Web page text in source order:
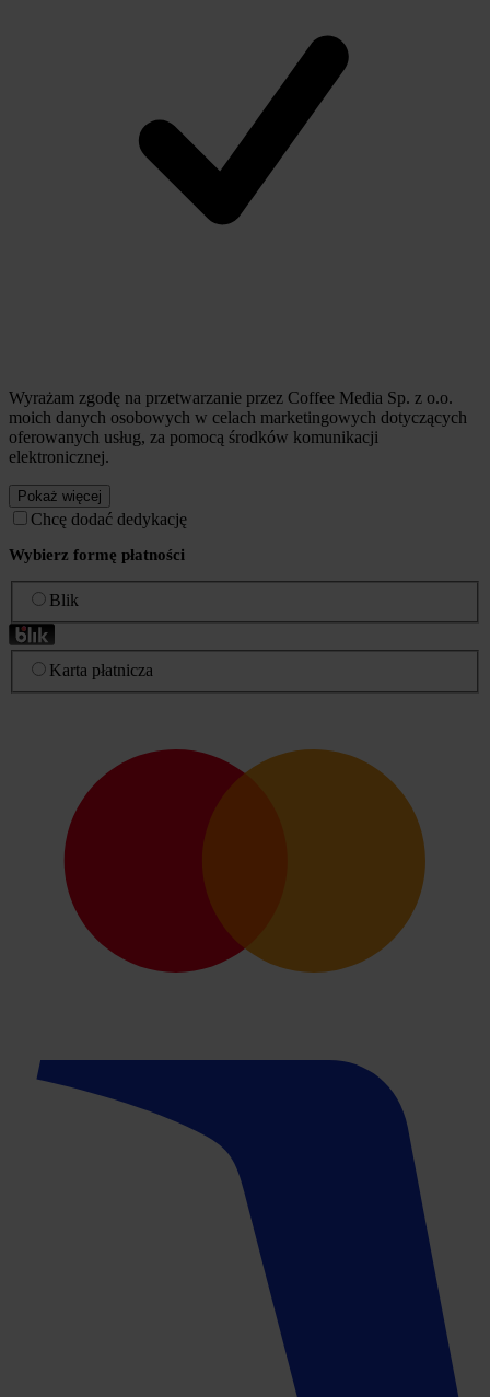
Wyrażam zgodę na przetwarzanie przez Coffee Media Sp. z o.o.
moich danych osobowych w celach marketingowych dotyczących
oferowanych usług, za pomocą środków komunikacji
elektronicznej.
Pokaż więcej
Chcę dodać dedykację
Wybierz formę płatności
Blik
Karta płatnicza